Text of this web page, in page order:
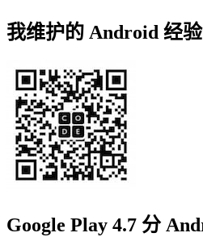
我维护的 Android 经
Google Play 4.7 分